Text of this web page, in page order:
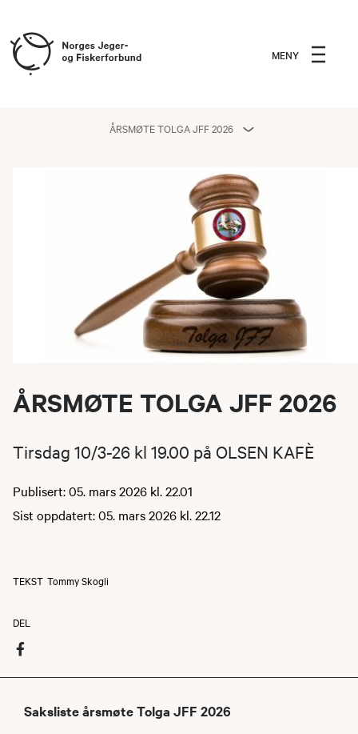
MENY
ÅRSMØTE TOLGA JFF 2026
ÅRSMØTE TOLGA JFF 2026
Tirsdag 10/3-26 kl 19.00 på OLSEN KAFÈ
Publisert: 05. mars 2026 kl. 22.01
Sist oppdatert: 05. mars 2026 kl. 22.12
TEKST Tommy Skogli
DEL
Saksliste årsmøte Tolga JFF 2026